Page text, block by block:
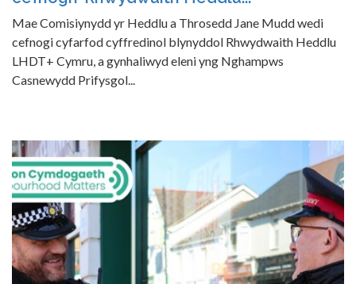
Mae Comisiynydd yr Heddlu a Throsedd Jane Mudd wedi
cefnogi cyfarfod cyffredinol blynyddol Rhwydwaith Heddlu
LHDT+ Cymru, a gynhaliwyd eleni yng Nghampws
Casnewydd Prifysgol...